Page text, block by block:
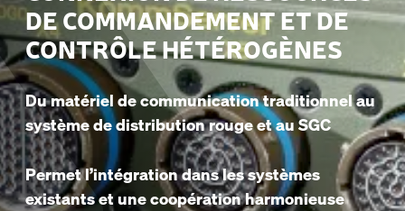
DE COMMANDEMENT ET DE
CONTRÔLE HÉTÉROGÈNES
Du matériel de communication traditionnel au
système de distribution rouge et au SGC
Permet l’intégration dans les systèmes
existants et une coopération harmonieuse